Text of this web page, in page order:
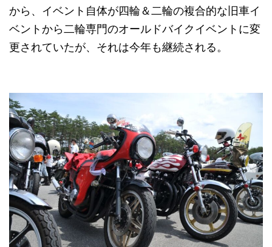
から、イベント自体が四輪＆二輪の複合的な旧車イ
ベントから二輪専門のオールドバイクイベントに変
更されていたが、それは今年も継続される。